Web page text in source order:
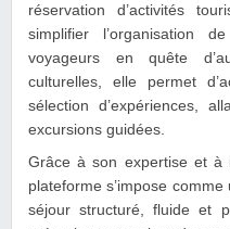
réservation d’activités
simplifier l’organisation
voyageurs en quête
culturelles, elle permet
sélection d’expériences,
excursions guidées.
Grâce à son expertise et à
plateforme s’impose
séjour structuré, fluide et